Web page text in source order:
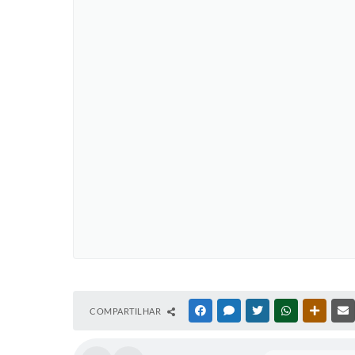
COMPARTILHAR FACEBOOKMESSENGER
TWITTERWHATSAPP